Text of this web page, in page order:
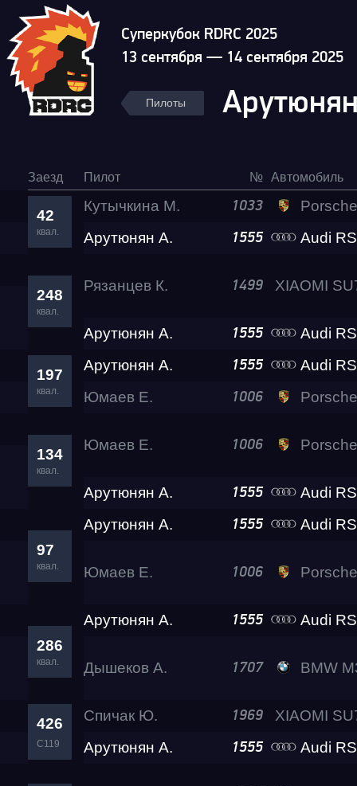
Суперкубок RDRC 2025
13 сентября — 14 сентября 2025
Пилоты
Заезд Пилот № Автомобиль
42
квал.
Кутычкина М. 1033
Porsche 911
Арутюнян А.
1555 Audi
248
квал.
Рязанцев К. 1499
Арутюнян А. 1555 Audi
197
квал.
Арутюнян А. 1555
Audi
Юмаев Е.
1006 Porsche
134
квал.
Юмаев Е. 1006 Porsche
Арутюнян А. 1555 Audi
97
квал.
Арутюнян А. 1555 Audi
Юмаев Е. 1006 Porsche
286
квал.
Арутюнян А. 1555 Audi
Дышеков А. 1707 BMW M340
426
C119
Спичак Ю. 1969
Арутюнян А. 1555 Audi